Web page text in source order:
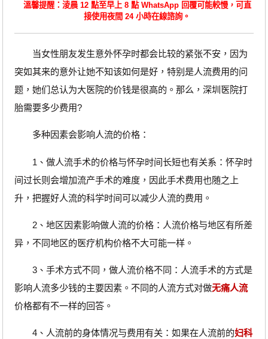
溫馨提醒：淩晨 12 點至早上 8 點 WhatsApp 回覆可能較慢，可直
接使用夜間 24 小時在線諮詢。
当女性朋友发生意外怀孕时都会比较的紧张不安，因为
突如其来的意外让她不知该如何是好，特别是人流费用的问
题，她们总认为大医院的价钱是很高的。那么，深圳医院打
胎需要多少费用?
多种因素会影响人流的价格：
1、做人流手术的价格与怀孕时间长短也有关系：怀孕时
间过长则会增加流产手术的难度，因此手术费用也随之上
升，把握好人流的科学时间可以减少人流的费用。
2、地区因素影响做人流的价格：人流价格与地区有所差
异，不同地区的医疗机构价格不大可能一样。
3、手术方式不同，做人流价格不同：人流手术的方式是
影响人流多少钱的主要因素。不同的人流方式对做无痛人流
价格都有不一样的回答。
4、人流前的身体情况与费用有关：如果在人流前的妇科